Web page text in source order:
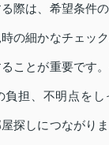
際は、希望条件
の細かなチェッ
ことが重要です
負担、不明点をし
探しにつながり